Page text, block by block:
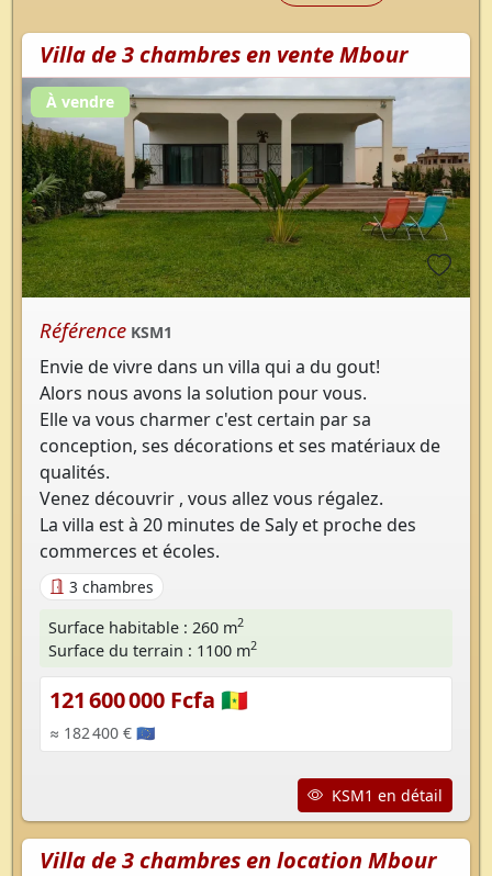
Villa de 3 chambres en vente Mbour
À vendre
Référence KSM1
Envie de vivre dans un villa qui a du gout!
Alors nous avons la solution pour vous.
Elle va vous charmer c'est certain par sa
conception, ses décorations et ses matériaux de
qualités.
Venez découvrir , vous allez vous régalez.
La villa est à 20 minutes de Saly et proche des
commerces et écoles.
3 chambres
Surface habitable : 260 m2
Surface du terrain : 1100 m2
121 600 000 Fcfa 🇸🇳
≈ 182 400 € 🇪🇺
KSM1 en détail
Villa de 3 chambres en location Mbour